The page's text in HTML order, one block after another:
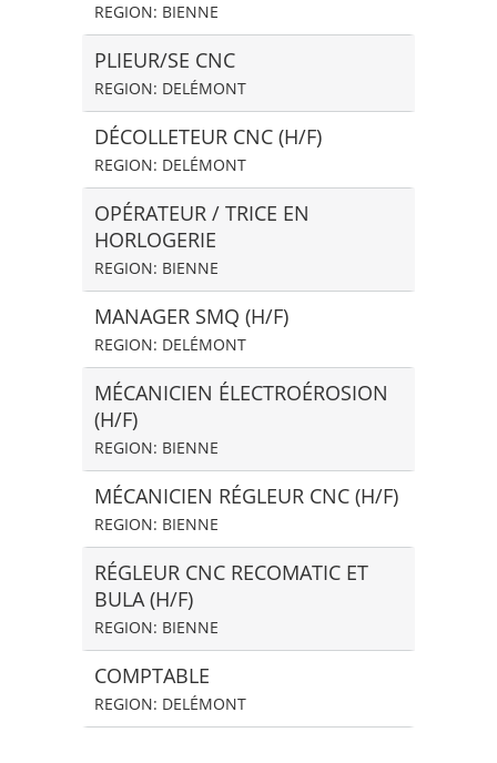
REGION: BIENNE
PLIEUR/SE CNC
REGION: DELÉMONT
DÉCOLLETEUR CNC (H/F)
REGION: DELÉMONT
OPÉRATEUR / TRICE EN
HORLOGERIE
REGION: BIENNE
MANAGER SMQ (H/F)
REGION: DELÉMONT
MÉCANICIEN ÉLECTROÉROSION
(H/F)
REGION: BIENNE
MÉCANICIEN RÉGLEUR CNC (H/F)
REGION: BIENNE
RÉGLEUR CNC RECOMATIC ET
BULA (H/F)
REGION: BIENNE
COMPTABLE
REGION: DELÉMONT